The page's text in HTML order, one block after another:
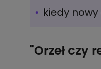
kiedy nowy
"Orzeł czy